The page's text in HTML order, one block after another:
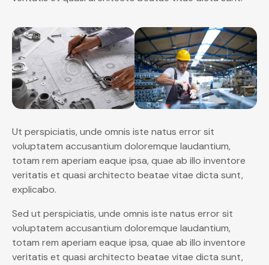
Ut perspiciatis, unde omnis iste natus error sit
voluptatem accusantium doloremque laudantium,
totam rem aperiam eaque ipsa, quae ab illo inventore
veritatis et quasi architecto beatae vitae dicta sunt,
explicabo.
Sed ut perspiciatis, unde omnis iste natus error sit
voluptatem accusantium doloremque laudantium,
totam rem aperiam eaque ipsa, quae ab illo inventore
veritatis et quasi architecto beatae vitae dicta sunt,